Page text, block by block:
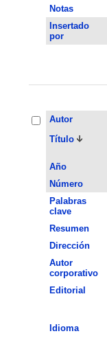
Notas
Insertado
por
Autor
Título
Año
Número
Palabras
clave
Resumen
Dirección
Autor
corporativo
Editorial
Idioma